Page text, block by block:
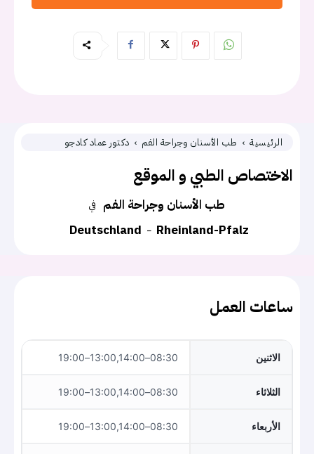
الرئيسية طب الأسنان وجراحة الفم دكتور عماد كادجو
الاختصاص الطبي و الموقع
في طب الأسنان وجراحة الفم
Deutschland
Rheinland-Pfalz
ساعات العمل
الاثنين 08:30–13:00,14:00–19:00
الثلاثاء 08:30–13:00,14:00–19:00
الأربعاء 08:30–13:00,14:00–19:00